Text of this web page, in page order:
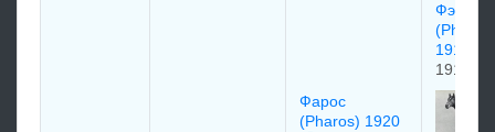
Фарос
(Pharos) 1920
1913)
1913